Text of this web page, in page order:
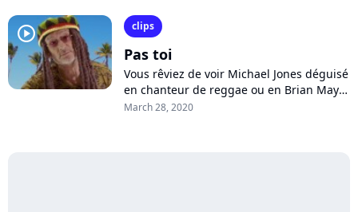
player2 clips
Pas toi
Vous rêviez de voir Michael Jones déguisé
en chanteur de reggae ou en Brian May ?
C'est fait ! L'artiste dévoile un clip délirant
March 28, 2020